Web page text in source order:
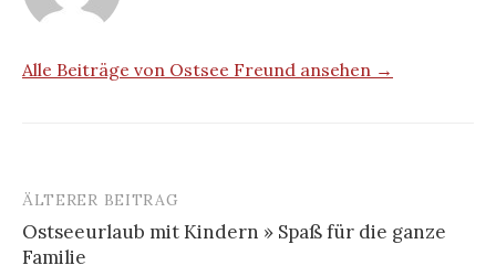
Alle Beiträge von Ostsee Freund ansehen →
Beitrags-
Navigation
ÄLTERER BEITRAG
Ostseeurlaub mit Kindern » Spaß für die ganze
Familie